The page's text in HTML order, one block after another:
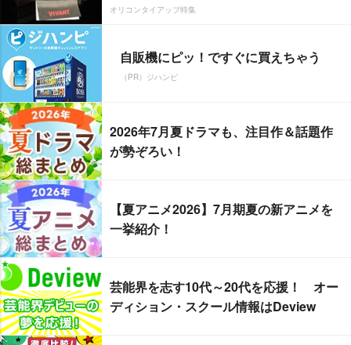
オリコンタイアップ特集
自販機にピッ！ですぐに買えちゃう
（PR）ジハンピ
2026年7月夏ドラマも、注目作＆話題作
が勢ぞろい！
【夏アニメ2026】7月期夏の新アニメを
一挙紹介！
芸能界を志す10代～20代を応援！ オー
ディション・スクール情報はDeview